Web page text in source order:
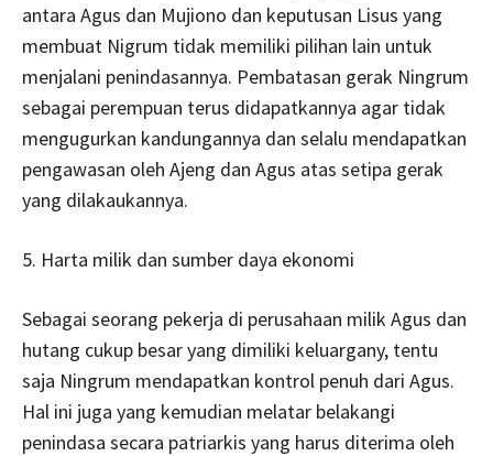
antara Agus dan Mujiono dan keputusan Lisus yang
membuat Nigrum tidak memiliki pilihan lain untuk
menjalani penindasannya. Pembatasan gerak Ningrum
sebagai perempuan terus didapatkannya agar tidak
mengugurkan kandungannya dan selalu mendapatkan
pengawasan oleh Ajeng dan Agus atas setipa gerak
yang dilakaukannya.
5. Harta milik dan sumber daya ekonomi
Sebagai seorang pekerja di perusahaan milik Agus dan
hutang cukup besar yang dimiliki keluargany, tentu
saja Ningrum mendapatkan kontrol penuh dari Agus.
Hal ini juga yang kemudian melatar belakangi
penindasa secara patriarkis yang harus diterima oleh